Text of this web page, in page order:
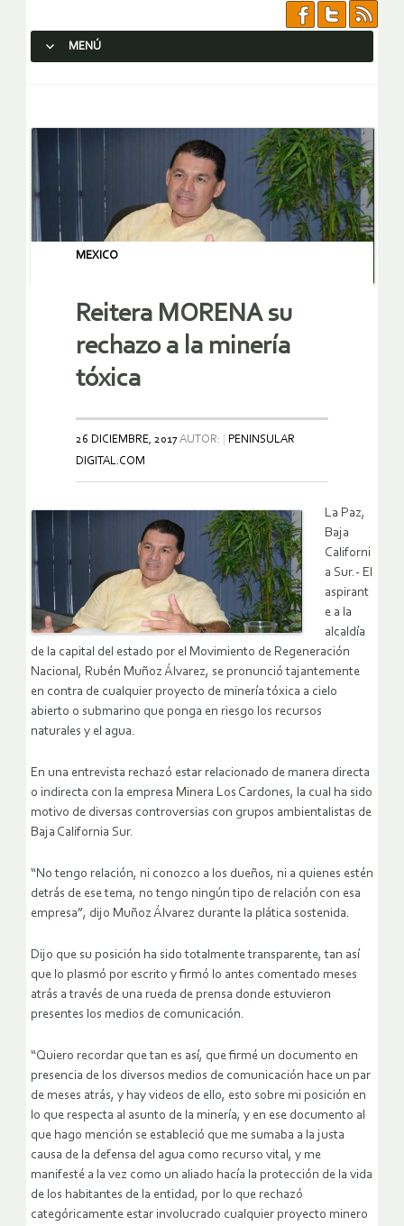
MENÚ
MEXICO
Reitera MORENA su
rechazo a la minería
tóxica
26 DICIEMBRE, 2017AUTOR:
PENINSULAR
DIGITAL.COM
La Paz,
Baja
Californi
a Sur.- El
aspirant
e a la
alcaldía
de la capital del estado por el Movimiento de Regeneración
Nacional, Rubén Muñoz Álvarez, se pronunció tajantemente
en contra de cualquier proyecto de minería tóxica a cielo
abierto o submarino que ponga en riesgo los recursos
naturales y el agua.
En una entrevista rechazó estar relacionado de manera directa
o indirecta con la empresa Minera Los Cardones, la cual ha sido
motivo de diversas controversias con grupos ambientalistas de
Baja California Sur.
“No tengo relación, ni conozco a los dueños, ni a quienes estén
detrás de ese tema, no tengo ningún tipo de relación con esa
empresa”, dijo Muñoz Álvarez durante la plática sostenida.
Dijo que su posición ha sido totalmente transparente, tan así
que lo plasmó por escrito y firmó lo antes comentado meses
atrás a través de una rueda de prensa donde estuvieron
presentes los medios de comunicación.
“Quiero recordar que tan es así, que firmé un documento en
presencia de los diversos medios de comunicación hace un par
de meses atrás, y hay videos de ello, esto sobre mi posición en
lo que respecta al asunto de la minería, y en ese documento al
que hago mención se estableció que me sumaba a la justa
causa de la defensa del agua como recurso vital, y me
manifesté a la vez como un aliado hacía la protección de la vida
de los habitantes de la entidad, por lo que rechazó
categóricamente estar involucrado cualquier proyecto minero